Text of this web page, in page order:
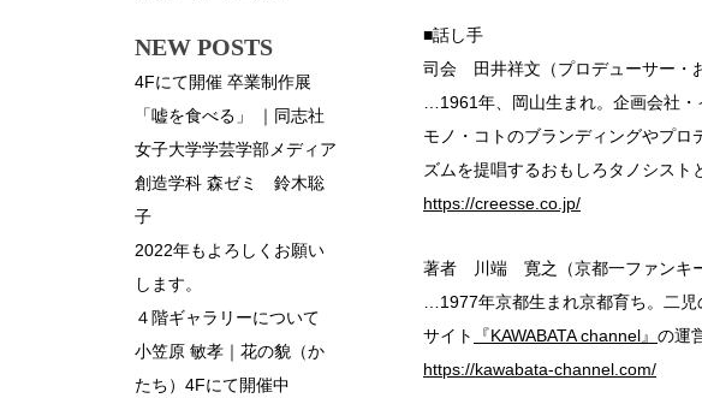
■話し手
司会 田井祥文（プロデューサー・
…1961年、岡山生まれ。企画会社・
モノ・コトのブランディングやプ
ズムを提唱するおもしろタノシスト
https://creesse.co.jp/
著者 川端 寛之（京都一ファンキー
…1977年京都生まれ京都育ち。二
サイト
『KAWABATA channel』 の運
https://kawabata-channel.com/
NEW POSTS
4Fにて開催 卒業制作展
「嘘を食べる」 ｜同志社
女子大学学芸学部メディア
創造学科 森ゼミ 鈴木聡
子
2022年もよろしくお願い
します。
４階ギャラリーについて
小笠原 敏孝｜花の貌（か
たち）4Fにて開催中